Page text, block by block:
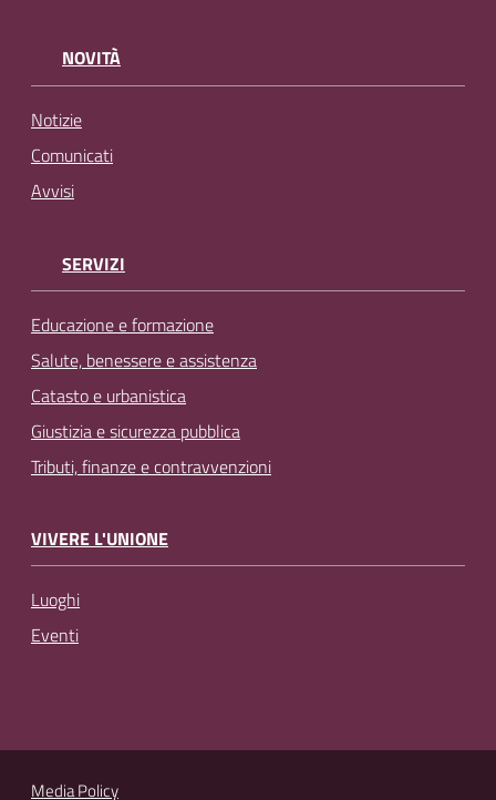
NOVITÀ
Notizie
Comunicati
Avvisi
SERVIZI
Educazione e formazione
Salute, benessere e assistenza
Catasto e urbanistica
Giustizia e sicurezza pubblica
Tributi, finanze e contravvenzioni
VIVERE L'UNIONE
Luoghi
Eventi
Media Policy